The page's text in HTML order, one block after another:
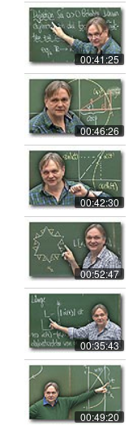
00:41:25
00:46:26
00:42:30
00:52:47
00:35:43
00:49:20